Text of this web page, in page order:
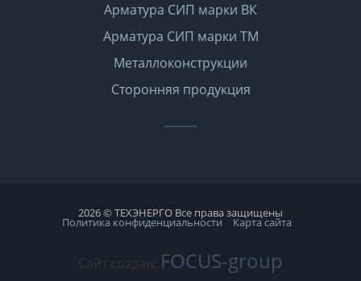
Арматура СИП марки ВК
Арматура СИП марки ТМ
Металлоконструкции
Сторонняя продукция
2026 © ТЕХЭНЕРГО Все права защищены
Политика конфиденциальности Карта сайта
Сайт создан: FOCUS-group